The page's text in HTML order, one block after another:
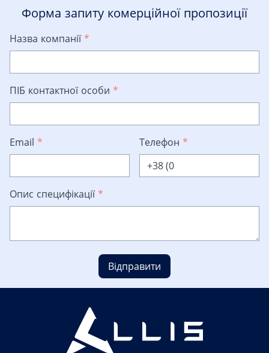
Форма запиту комерційної пропозиції
Назва компанії *
ПІБ контактної особи *
Email * Телефон *
Опис специфікації *
Відправити